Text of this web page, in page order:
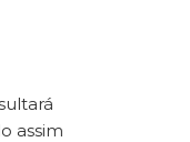
assim